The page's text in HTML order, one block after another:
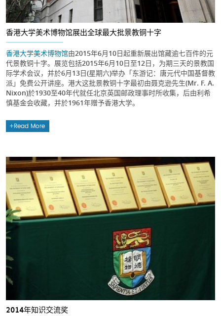
香港大学美术博物馆展出全球最大批景教铜十字
香港大学美术博物馆由2015年6月10日起重新展出馆藏逾七百件的元
代景教铜十字。展览包括2015年6月10日至12日，为期三天的景教国
际学术会议，并於6月13日(星期六)举办「东游记：唐元代中国基督教
派」免费公开讲座。港大这批景教铜十字最初由聂克逊先生(Mr. F. A.
Nixon)於1930至40年代就任北京英国邮政理事时所收集，后由利希
慎基金会收藏，并於1961年赠予香港大学。
Read More
2014年知识交流奖